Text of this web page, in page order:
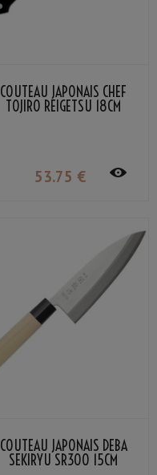
COUTEAU JAPONAIS CHEF
TOJIRO REIGETSU 18CM
53.75 €
COUTEAU JAPONAIS DEBA
SEKIRYU SR300 15CM